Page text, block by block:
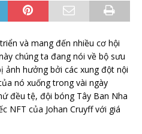
và mang đến nhiều cơ hội
chúng ta đang nói về bộ sưu
ảnh hưởng bởi các xung đột nội
nó xuống trong vài ngày
đều tệ, đội bóng Tây Ban Nha
NFT của Johan Cruyff với giá